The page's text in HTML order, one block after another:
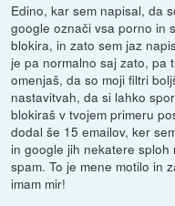
Edino, kar sem napisal, da
google označi vsa porno in
blokira, in zato sem jaz
je pa normalno saj zato, pa
omenjaš, da so moji filtri
nastavitvah, da si lahko
blokiraš v tvojem primeru
dodal še 15 emailov, ker
in google jih nekatere
spam. To je mene motilo in
imam mir!